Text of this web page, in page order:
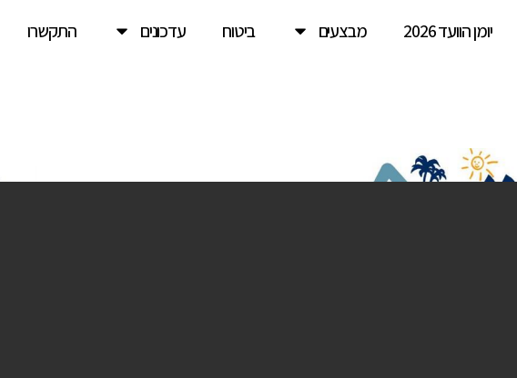
יומן הוועד 2026 מבצעים ביטוח עדכונים התקשרו